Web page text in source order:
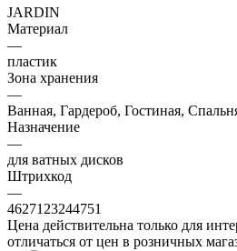
JARDIN
Материал
—
пластик
Зона хранения
—
Ванная, Гардероб, Гостиная,
Назначение
—
для ватных дисков
Штрихкод
—
4627123244751
Цена действительна только для
отличаться от цен в розничных